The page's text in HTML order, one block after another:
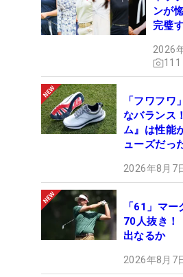
ンが
完璧
2026
111
「フワフ
なバランス
ム』は性能
ューズだっ
2026年8月7
「61」マ
70人抜き
出なるか
2026年8月7